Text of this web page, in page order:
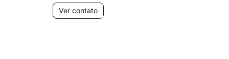
Ver contato